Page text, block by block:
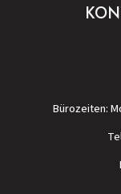
Bürozeiten: